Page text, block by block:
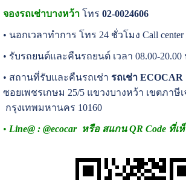
จองรถเช่าบางหว้า โทร 02-0024606
• นอกเวลาทำการ โทร 24 ชั่วโมง Call center
• รับรถยนต์และคืนรถยนต์ เวลา 08.00-
• สถานที่รับและคืนรถเช่า รถเช่า ECOCAR
ซอยเพชรเกษม 25/5 แขวงบางหว้า เขตภาษี
กรุงเทพมหานคร 10160
• Line@ : @ecocar หรือ สแกน QR Code ที่เ